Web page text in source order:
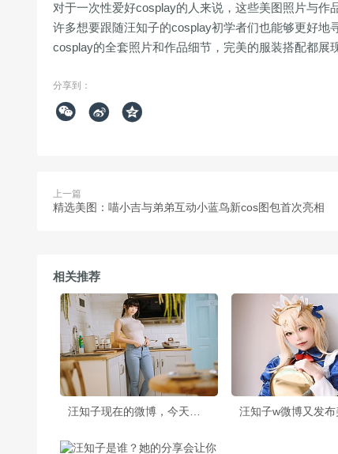
对于一次性爱好cosplay的人来说，这些美图照片与
许多想要跟随汪知子的cosplay初学者们也能够更好
cosplay的全套照片和作品细节，完美的服装搭配都展
分享到：
  
上一篇
精选美图：喵小吉与弟弟互动小蓝鸟新cos图包首次亮相
相关推荐